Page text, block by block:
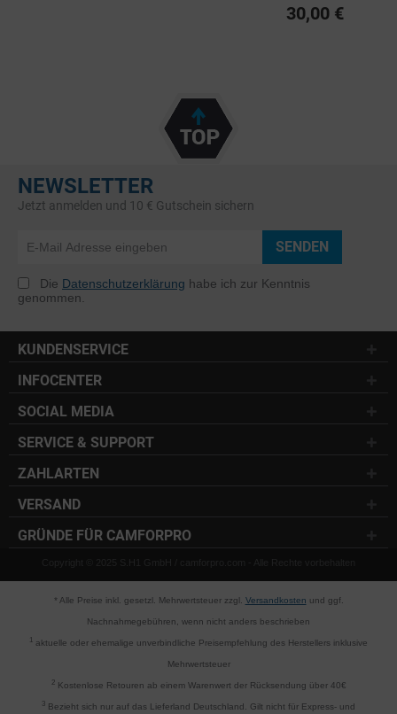
30,00 €
NEWSLETTER
Jetzt anmelden und 10 € Gutschein sichern
SENDEN
Die Datenschutzerklärung habe ich zur Kenntnis
genommen.
KUNDENSERVICE
INFOCENTER
SOCIAL MEDIA
SERVICE & SUPPORT
ZAHLARTEN
VERSAND
GRÜNDE FÜR CAMFORPRO
Copyright © 2025 S.H1 GmbH / camforpro.com - Alle Rechte vorbehalten
* Alle Preise inkl. gesetzl. Mehrwertsteuer zzgl. Versandkosten und ggf.
Nachnahmegebühren, wenn nicht anders beschrieben
aktuelle oder ehemalige unverbindliche Preisempfehlung des Herstellers inklusive
Mehrwertsteuer
2Kostenlose Retouren ab einem Warenwert der Rücksendung über 40€
3 Bezieht sich nur auf das Lieferland Deutschland. Gilt nicht für Express- und